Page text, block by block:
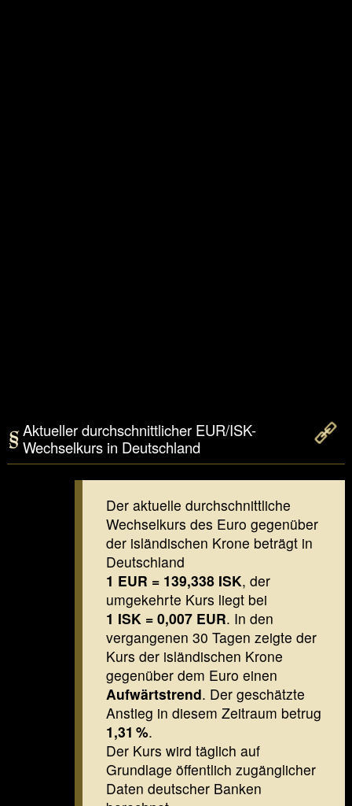
Aktueller durchschnittlicher EUR/ISK-
Wechselkurs in Deutschland
Der aktuelle durchschnittliche
Wechselkurs des Euro gegenüber
der isländischen Krone beträgt in
Deutschland
1 EUR = 139,338 ISK, der
umgekehrte Kurs liegt bei
1 ISK = 0,007 EUR. In den
vergangenen 30 Tagen zeigte der
Kurs der isländischen Krone
gegenüber dem Euro einen
Aufwärtstrend. Der geschätzte
Anstieg in diesem Zeitraum betrug
1,31 %.
Der Kurs wird täglich auf
Grundlage öffentlich zugänglicher
Daten deutscher Banken